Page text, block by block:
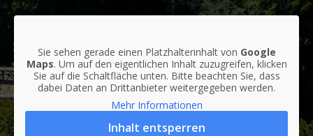
Sie sehen gerade einen Platzhalterinhalt von Google
Maps. Um auf den eigentlichen Inhalt zuzugreifen, klicken
Sie auf die Schaltfläche unten. Bitte beachten Sie, dass
dabei Daten an Drittanbieter weitergegeben werden.
Mehr Informationen
Inhalt entsperren